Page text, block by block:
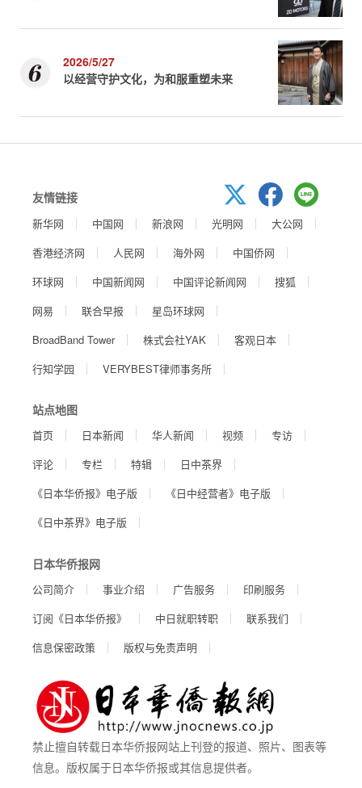
2026/5/27
以经营守护文化，为和服重塑未来
友情链接
新华网 中国网 新浪网 光明网
大公网
香港经济网
人民网 海外网
中国侨网
环球网
中国新闻网 中国评论新闻网
搜狐
网易
联合早报
星岛环球网
BroadBand Tower
株式会社YAK
客观日本
行知学园
VERYBEST律师事务所
站点地图
首页 日本新闻 华人新闻 视频
专访
评论
专栏 特辑
日中茶界
《日本华侨报》电子版
《日中经营者》电子版
《日中茶界》电子版
日本华侨报网
公司简介 事业介绍 广告服务
印刷服务
订阅《日本华侨报》
中日就职转职
联系我们
信息保密政策
版权与免责声明
禁止擅自转载日本华侨报网站上刊登的报道、照片、图表等
信息。版权属于日本华侨报或其信息提供者。